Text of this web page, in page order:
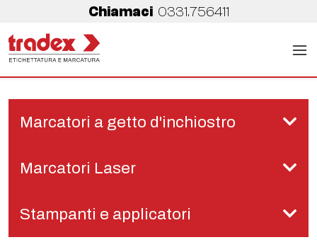
Chiamaci 0331.756411
Marcatori a getto d'inchiostro
Marcatori Laser
Stampanti e applicatori